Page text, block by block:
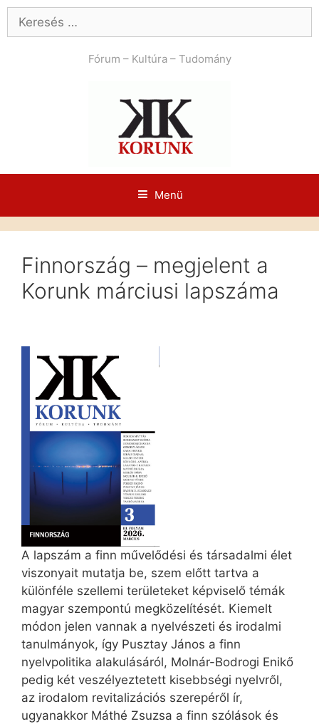
Kilépés
Keresés:
Fórum – Kultúra – Tudomány
Menü
Finnország – megjelent a
Korunk márciusi lapszáma
A lapszám a finn művelődési és társadalmi élet
viszonyait mutatja be, szem előtt tartva a
különféle szellemi területeket képviselő témák
magyar szempontú megközelítését. Kiemelt
módon jelen vannak a nyelvészeti és irodalmi
tanulmányok, így Pusztay János a finn
nyelvpolitika alakulásáról, Molnár-Bodrogi Enikő
pedig két veszélyeztetett kisebbségi nyelvről,
az irodalom revitalizációs szerepéről ír,
ugyanakkor Máthé Zsuzsa a finn szólások és